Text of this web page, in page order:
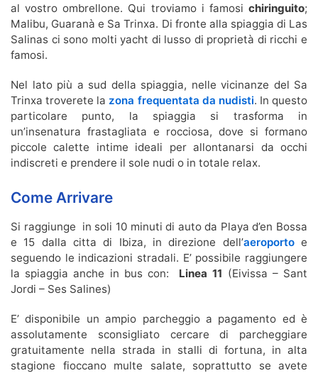
al vostro ombrellone. Qui troviamo i famosi chiringuito;
Malibu, Guaranà e Sa Trinxa. Di fronte alla spiaggia di Las
Salinas ci sono molti yacht di lusso di proprietà di ricchi e
famosi.
Nel lato più a sud della spiaggia, nelle vicinanze del Sa
Trinxa troverete lazona frequentata da nudisti. In questo
particolare punto, la spiaggia si trasforma in
un’insenatura frastagliata e rocciosa, dove si formano
piccole calette intime ideali per allontanarsi da occhi
indiscreti e prendere il sole nudi o in totale relax.
Come Arrivare
Si raggiunge in soli 10 minuti di auto da Playa d’en Bossa
e 15 dalla citta di Ibiza, in direzione dell’aeroportoe
seguendo le indicazioni stradali. E’ possibile raggiungere
la spiaggia anche in bus con: Linea 11 (Eivissa – Sant
Jordi – Ses Salines)
E’ disponibile un ampio parcheggio a pagamento ed è
assolutamente sconsigliato cercare di parcheggiare
gratuitamente nella strada in stalli di fortuna, in alta
stagione fioccano multe salate, soprattutto se avete